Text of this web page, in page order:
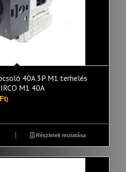
40A 3P M1 terhelés
M1 40A
)
Részletek mutatása